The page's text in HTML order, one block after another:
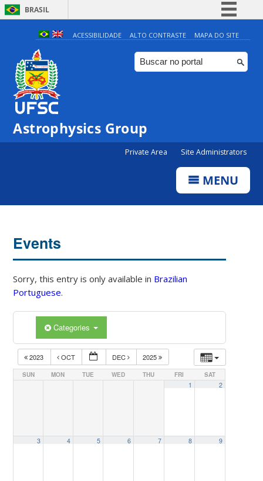
BRASIL
Simplifique!
Comunica BR
Participe
ACESSIBILIDADE ALTO CONTRASTE MAPA DO SITE
Astrophysics Group
Private Area Site Administrators
MENU
Events
Sorry, this entry is only available in Brazilian
Portuguese.
Categories
2023 OCT DEC 2025
SUN MON TUE WED THU FRI SAT
1 2
3 4 5 6 7 8 9